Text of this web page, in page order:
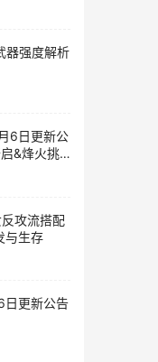
器强度解析
6日更新公
&烽火挑
攻流搭配
与生存
日更新公告